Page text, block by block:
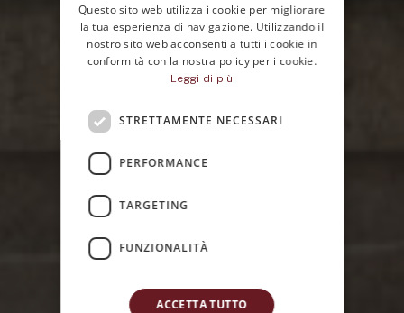
ENGLISH
Questo sito web utilizza i cookie per migliorare
la tua esperienza di navigazione. Utilizzando il
nostro sito web acconsenti a tutti i cookie in
conformità con la nostra policy per i cookie.
Leggi di più
STRETTAMENTE NECESSARI
PERFORMANCE
TARGETING
FUNZIONALITÀ
ACCETTA TUTTO